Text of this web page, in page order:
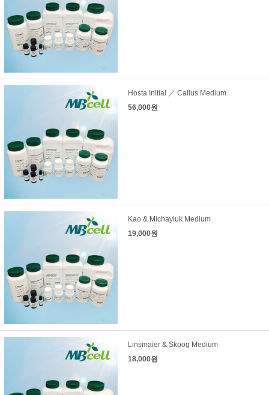
Hosta Initial ／ Callus Medium
56,000원
Kao & Michayluk Medium
19,000원
Linsmaier & Skoog Medium
18,000원